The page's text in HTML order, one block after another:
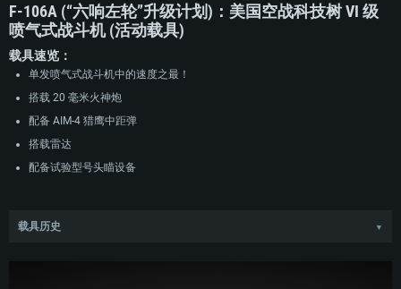
F-106A (“六响左轮”升级计划)：美国空战科技树 VI 级
喷气式战斗机 (活动载具)
载具速览：
单发喷气式战斗机中的速度之最！
搭载 20 毫米火神炮
配备 AIM-4 猎鹰中距弹
搭载雷达
配备试验型号头瞄设备
载具历史 ▼